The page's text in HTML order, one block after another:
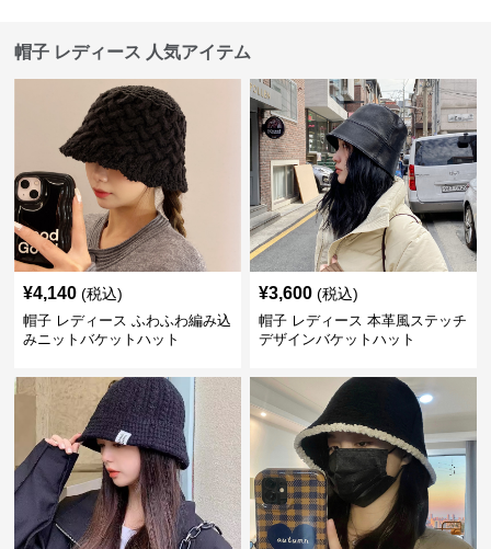
帽子 レディース 人気アイテム
¥4,140 (税込)
帽子 レディース ふわふわ編み込
みニットバケットハット
¥3,600 (税込)
帽子 レディース 本革風ステッチ
デザインバケットハット